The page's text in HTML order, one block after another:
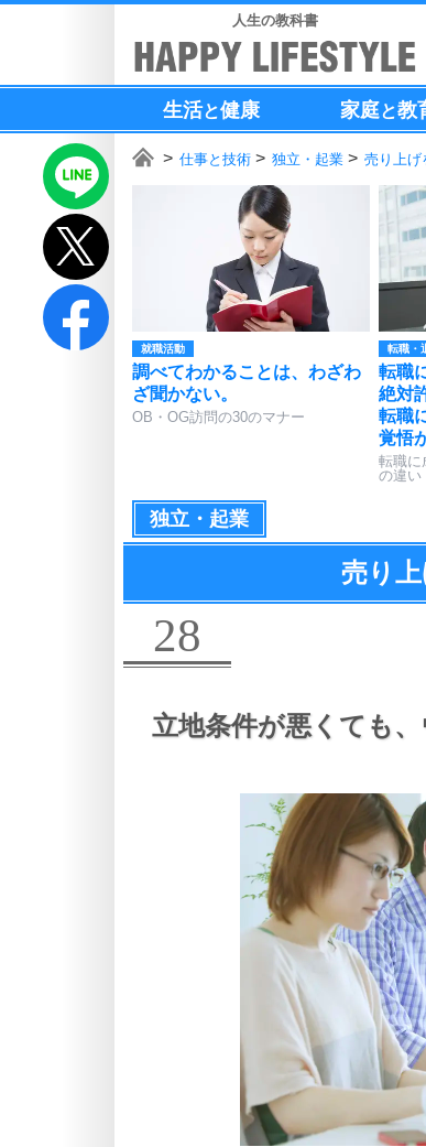
人生の教科書
生活と健康 家庭と教
仕事と技術 独立・起業 売り上げ
就職活動
調べてわかることは、わざわ
ざ聞かない。
OB・OG訪問の30のマナー
転職・
転職
絶対
転職
覚悟
転職に
の違い
独立・起業
売り
28
立地条件が悪くても、